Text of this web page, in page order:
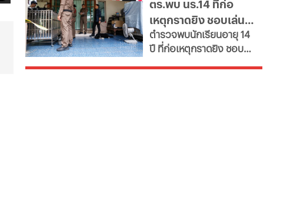
ก่อเหตุที่โรงเรียน
ตร.พบ นร.14 ที่ก่อ
เหตุกราดยิง ชอบเล่น
เกมรุนแรง และศึกษาที่
สหรัฐ
ตำรวจพบนักเรียนอายุ 14
ปี ที่ก่อเหตุกราดยิง ชอบ